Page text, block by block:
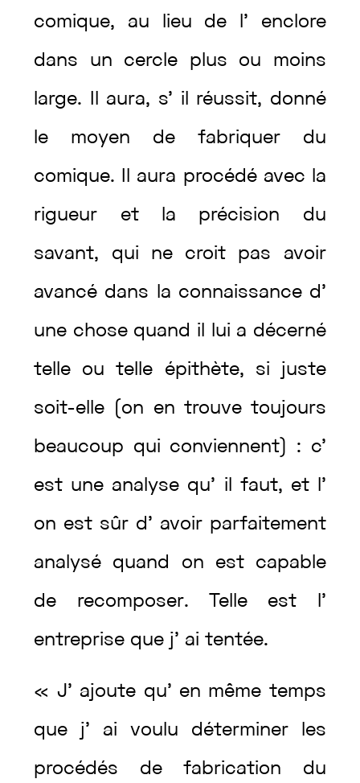
comique, au lieu de l’ enclore
dans un cercle plus ou moins
large. aura, s’ il réussit, donné
le moyen de fabriquer du
comique. aura procédé avec la
rigueur et la précision du
savant, qui ne croit pas avoir
avancé dans la connaissance d’
une chose quand il lui a décerné
telle outelle épithète, si juste
soit-elle on en trouve toujours
beaucoup qui conviennent : c’
est une analyse qu’ il faut, et l’
on est sûr d’ avoir parfaitement
analysé quand on est capable
de recomposer. Telle est l’
entreprise que j’ aitentée.
« J’ ajoute qu’ en même temps
que j’ ai voulu déterminer les
procédés defabrication du